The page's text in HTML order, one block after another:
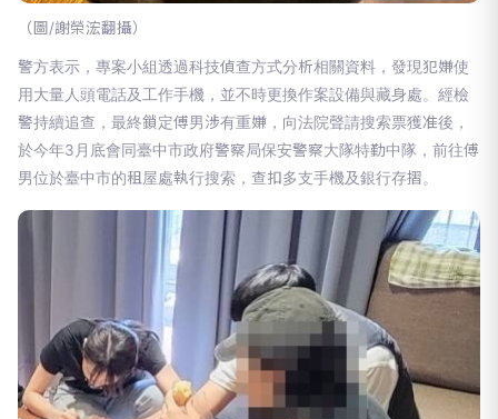
（圖/謝榮浤翻攝）
警方表示，專案小組透過科技偵查方式分析相關資料，發現犯嫌使
用大量人頭電話及工作手機，並不時更換作案設備與藏身處。經檢
警持續追查，最終鎖定傅男涉有重嫌，向法院聲請搜索票獲准後，
於今年3月底會同臺中市政府警察局保安警察大隊特勤中隊，前往傅
男位於臺中市的租屋處執行搜索，查扣多支手機及銀行存摺。